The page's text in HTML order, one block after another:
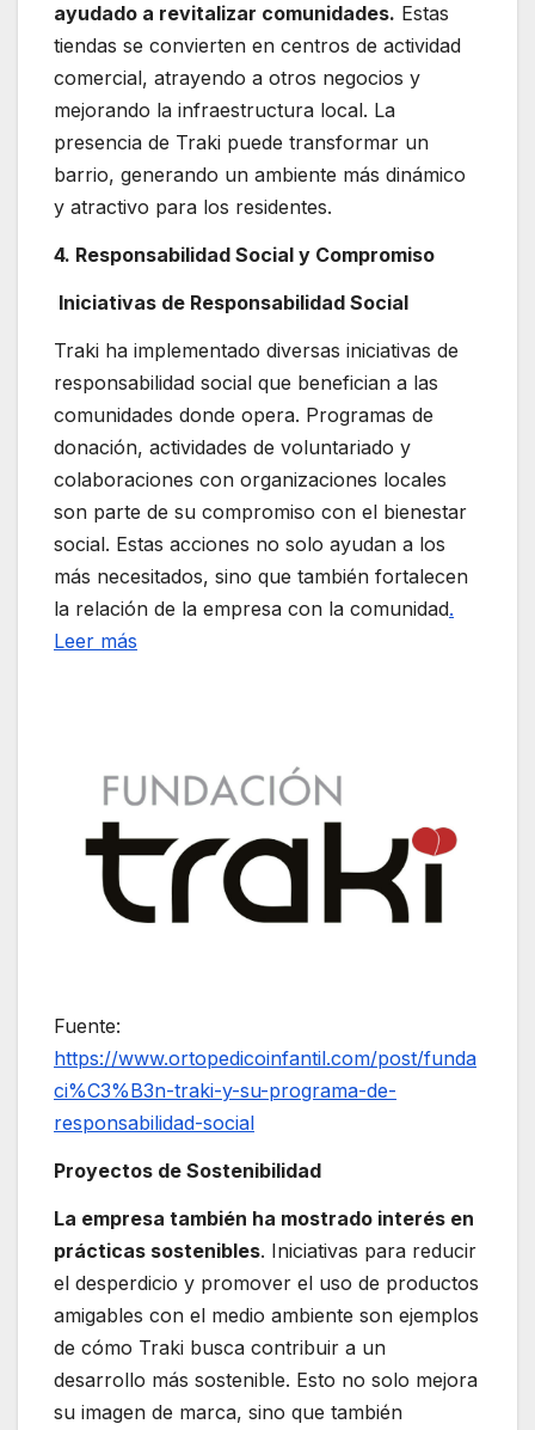
ayudado a revitalizar comunidades. Estas
tiendas se convierten en centros de actividad
comercial, atrayendo a otros negocios y
mejorando la infraestructura local. La
presencia de Traki puede transformar un
barrio, generando un ambiente más dinámico
y atractivo para los residentes.
4. Responsabilidad Social y Compromiso
Iniciativas de Responsabilidad Social
Traki ha implementado diversas iniciativas de
responsabilidad social que benefician a las
comunidades donde opera. Programas de
donación, actividades de voluntariado y
colaboraciones con organizaciones locales
son parte de su compromiso con el bienestar
social. Estas acciones no solo ayudan a los
más necesitados, sino que también fortalecen
la relación de la empresa con la comunidad.
Leer más
Fuente:
https://www.ortopedicoinfantil.com/post/funda
ci%C3%B3n-traki-y-su-programa-de-
responsabilidad-social
Proyectos de Sostenibilidad
La empresa también ha mostrado interés en
prácticas sostenibles. Iniciativas para reducir
el desperdicio y promover el uso de productos
amigables con el medio ambiente son ejemplos
de cómo Traki busca contribuir a un
desarrollo más sostenible. Esto no solo mejora
su imagen de marca, sino que también